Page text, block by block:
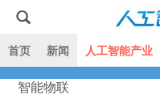
首页 新闻 人工智能产业
智能物联